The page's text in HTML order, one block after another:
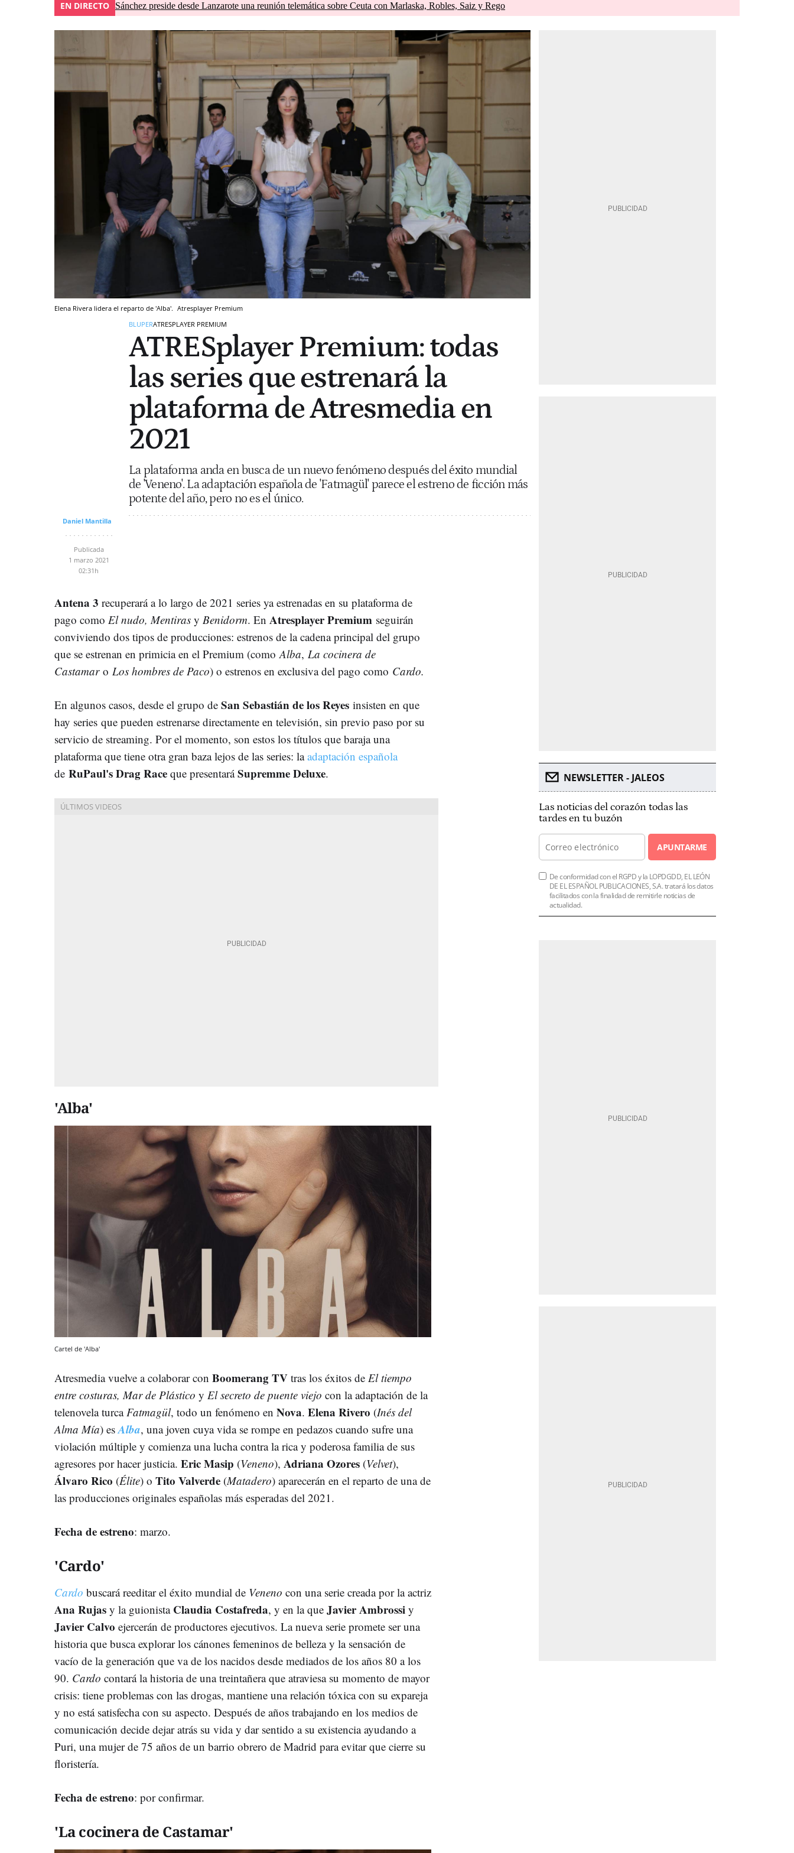
EN DIRECTO Sánchez preside desde Lanzarote una reunión telemática sobre Ceuta con Marlaska, Robles, Saiz y Rego
Elena Rivera lidera el reparto de 'Alba'. Atresplayer Premium
BLUPERATRESPLAYER PREMIUM
ATRESplayer Premium: todas
las series que estrenará la
plataforma de Atresmedia en
2021
La plataforma anda en busca de un nuevo fenómeno después del éxito mundial
de 'Veneno'. La adaptación española de 'Fatmagül' parece el estreno de ficción más
potente del año, pero no es el único.
Daniel Mantilla
Publicada
1 marzo 2021
02:31h
Antena 3 recuperará a lo largo de 2021 series ya estrenadas en su plataforma de
pago como El nudo, Mentiras y Benidorm. En Atresplayer Premium seguirán
conviviendo dos tipos de producciones: estrenos de la cadena principal del grupo
que se estrenan en primicia en el Premium (como Alba, La cocinera de
Castamar o Los hombres de Paco) o estrenos en exclusiva del pago como Cardo.
En algunos casos, desde el grupo de San Sebastián de los Reyes insisten en que
hay series que pueden estrenarse directamente en televisión, sin previo paso por su
servicio de streaming. Por el momento, son estos los títulos que baraja una
plataforma que tiene otra gran baza lejos de las series: laadaptación española
de RuPaul's Drag Race que presentaráSupremme Deluxe.
'Alba'
Cartel de 'Alba'
Atresmedia vuelve a colaborar con Boomerang TV tras los éxitos de El tiempo
entre costuras, Mar de Plástico y El secreto de puente viejo con la adaptación de la
telenovela turcaFatmagül, todo un fenómeno en Nova. Elena Rivero (Inés del
Alma Mía) esAlba, una joven cuya vida se rompe en pedazos cuando sufre una
violación múltiple y comienza una lucha contra la rica y poderosa familia de sus
agresores por hacer justicia. Eric Masip (Veneno), Adriana Ozores (Velvet),
Álvaro Rico (Élite) o Tito Valverde (Matadero) aparecerán en el reparto de una de
las producciones originales españolas más esperadas del 2021.
Fecha de estreno: marzo.
'Cardo'
Cardo buscará reeditar el éxito mundial de Veneno con una serie creada por la actriz
Ana Rujas y la guionista Claudia Costafreda, y en la que Javier Ambrossi y
Javier Calvo ejercerán de productores ejecutivos. La nueva serie promete ser una
historia que busca explorar los cánones femeninos de belleza y la sensación de
vacío de la generación que va de los nacidos desde mediados de los años 80 a los
90. Cardo contará la historia de una treintañera que atraviesa su momento de mayor
crisis: tiene problemas con las drogas, mantiene una relación tóxica con su expareja
y no está satisfecha con su aspecto. Después de años trabajando en los medios de
comunicación decide dejar atrás su vida y dar sentido a su existencia ayudando a
Puri, una mujer de 75 años de un barrio obrero de Madrid para evitar que cierre su
floristería.
Fecha de estreno: por confirmar.
'La cocinera de Castamar'
NEWSLETTER - JALEOS
Las noticias del corazón todas las
tardes en tu buzón
APUNTARME
De conformidad con el RGPD y la LOPDGDD, EL LEÓN
DE EL ESPAÑOL PUBLICACIONES, S.A. tratará los datos
facilitados con la finalidad de remitirle noticias de
actualidad.